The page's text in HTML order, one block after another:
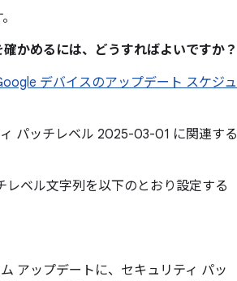
かめるには、どうすればよいですか？
デバイスのアップデート スケジュ
パッチレベル 2025-03-01 に関連する
ベル文字列を以下のとおり設定する
アップデートに、セキュリティ パッ